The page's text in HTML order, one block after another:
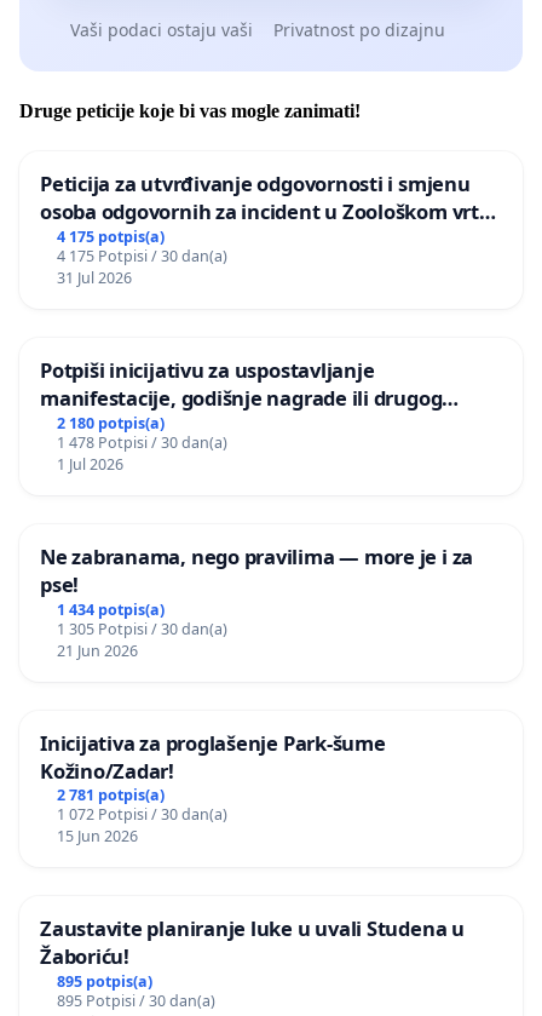
Vaši podaci ostaju vaši Privatnost po dizajnu
Druge peticije koje bi vas mogle zanimati!
Peticija za utvrđivanje odgovornosti i smjenu
osoba odgovornih za incident u Zoološkom vrtu
Grada Zagreba
4 175 potpis(a)
4 175 Potpisi / 30 dan(a)
31 Jul 2026
Potpiši inicijativu za uspostavljanje
manifestacije, godišnje nagrade ili drugog
javnog događaja „Edin Avdić“ u Sarajevu
2 180 potpis(a)
1 478 Potpisi / 30 dan(a)
1 Jul 2026
Ne zabranama, nego pravilima — more je i za
pse!
1 434 potpis(a)
1 305 Potpisi / 30 dan(a)
21 Jun 2026
Inicijativa za proglašenje Park-šume
Kožino/Zadar!
2 781 potpis(a)
1 072 Potpisi / 30 dan(a)
15 Jun 2026
Zaustavite planiranje luke u uvali Studena u
Žaboriću!
895 potpis(a)
895 Potpisi / 30 dan(a)